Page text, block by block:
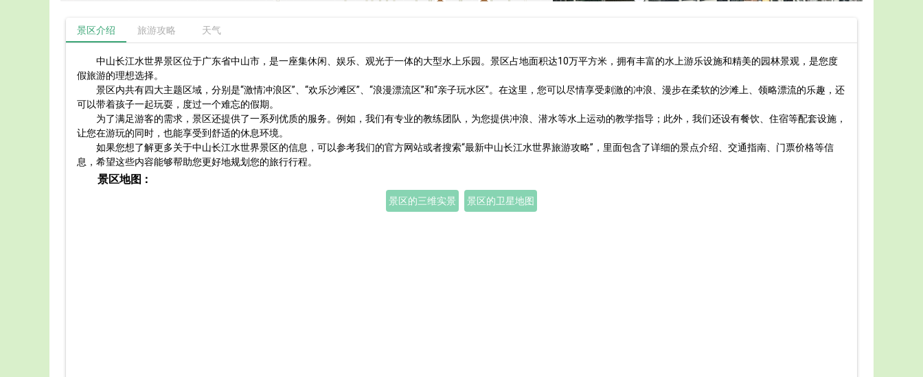
景区介绍 旅游攻略 天气
中山长江水世界景区位于广东省中山市，是一座集休闲、娱乐、观光于一体的大型水上乐园。景区占地面积达10万平方米，拥有丰富的水上游乐设施和精美的园林景观，是您度
假旅游的理想选择。
景区内共有四大主题区域，分别是“激情冲浪区”、“欢乐沙滩区”、“浪漫漂流区”和“亲子玩水区”。在这里，您可以尽情享受刺激的冲浪、漫步在柔软的沙滩上、领略漂流的乐趣，还
可以带着孩子一起玩耍，度过一个难忘的假期。
为了满足游客的需求，景区还提供了一系列优质的服务。例如，我们有专业的教练团队，为您提供冲浪、潜水等水上运动的教学指导；此外，我们还设有餐饮、住宿等配套设施，
让您在游玩的同时，也能享受到舒适的休息环境。
如果您想了解更多关于中山长江水世界景区的信息，可以参考我们的官方网站或者搜索“最新中山长江水世界旅游攻略”，里面包含了详细的景点介绍、交通指南、门票价格等信
息，希望这些内容能够帮助您更好地规划您的旅行行程。
景区地图：
景区的三维实景 景区的卫星地图